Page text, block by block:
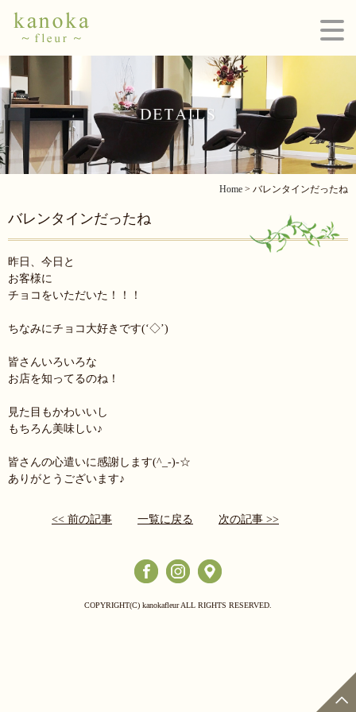
Home > バレンタインだったね
バレンタインだったね
昨日、今日と
お客様に
チョコをいただいた！！！
ちなみにチョコ大好きです(‘◇’)ゞ
皆さんいろいろな
お店を知ってるのね！
見た目もかわいいし
もちろん美味しい♪
皆さんの心遣いに感謝します(^_-)-☆
ありがとうございます♪
<< 前の記事 一覧に戻る 次の記事 >>
COPYRIGHT(C) kanokafleur ALL RIGHTS RESERVED.